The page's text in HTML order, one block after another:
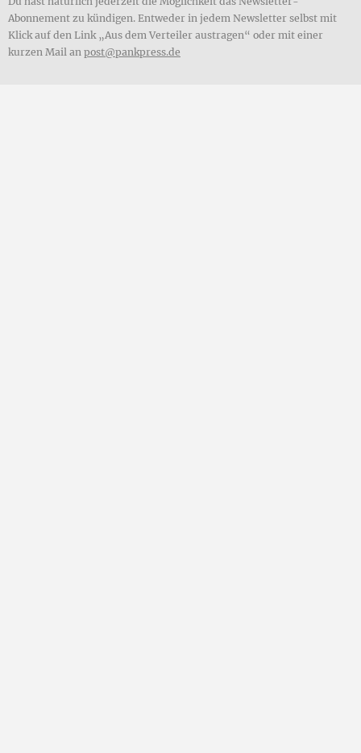
Abonnement zu kündigen. Entweder in jedem Newsletter selbst mit
Klick auf den Link „Aus dem Verteiler austragen“ oder mit einer
kurzen Mail an post@pankpress.de